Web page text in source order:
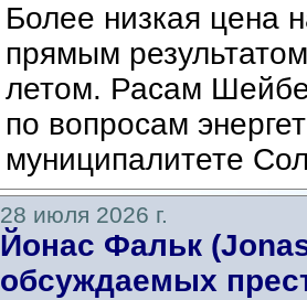
Более низкая цена
прямым
летом. Расам
по вопросам
муниципалитете
28 июля 2026 г.
Йонас Фальк
обсуждаемых